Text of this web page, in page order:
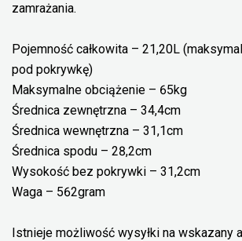
zamrażania.
Pojemność całkowita – 21,20L
pod pokrywkę)
Maksymalne obciążenie – 65kg
Średnica zewnętrzna – 34,4cm
Średnica wewnętrzna – 31,1cm
Średnica spodu – 28,2cm
Wysokość bez pokrywki – 31,2cm
Waga – 562gram
Istnieje możliwość wysyłki na wskazany